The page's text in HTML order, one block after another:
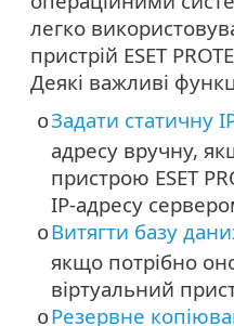
легко
пристрій ESET
Деякі важливі
oЗадати статичну
адресу вручну,
пристрою ESET
IP-адресу
oВитягти базу
якщо потрібно
віртуальний
oРезервне